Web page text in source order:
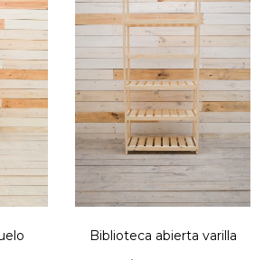
Biblioteca abierta varilla